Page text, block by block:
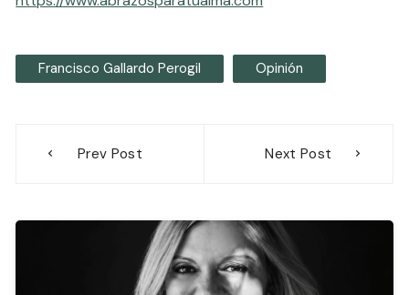
Francisco Gallardo Perogil Opinión
Prev Post Next Post